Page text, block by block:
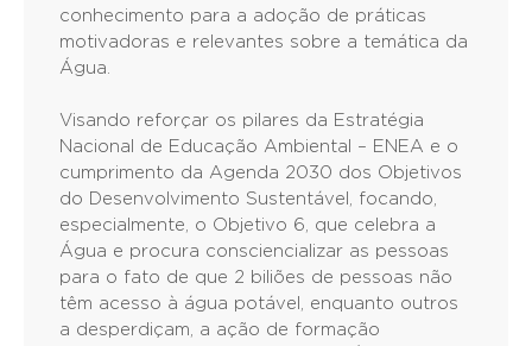
conhecimento para a adoção de práticas
motivadoras e relevantes sobre a temática da
Água.
Visando reforçar os pilares da Estratégia
Nacional de Educação Ambiental – ENEA e o
cumprimento da Agenda 2030 dos Objetivos
do Desenvolvimento Sustentável, focando,
especialmente, o Objetivo 6, que celebra a
Água e procura consciencializar as pessoas
para o fato de que 2 biliões de pessoas não
têm acesso à água potável, enquanto outros
a desperdiçam, a ação de formação